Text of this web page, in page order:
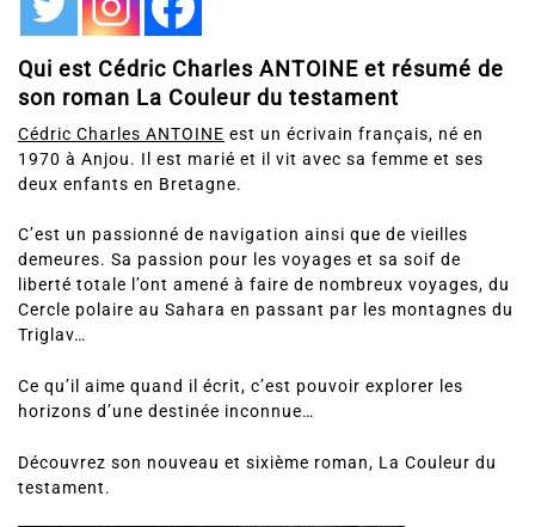
Qui est Cédric Charles ANTOINE et résumé de
son roman La Couleur du testament
Cédric Charles ANTOINE est un écrivain français, né en
1970 à Anjou. Il est marié et il vit avec sa femme et ses
deux enfants en Bretagne.
C’est un passionné de navigation ainsi que de vieilles
demeures. Sa passion pour les voyages et sa soif de
liberté totale l’ont amené à faire de nombreux voyages, du
Cercle polaire au Sahara en passant par les montagnes du
Triglav…
Ce qu’il aime quand il écrit, c’est pouvoir explorer les
horizons d’une destinée inconnue…
Découvrez son nouveau et sixième roman, La Couleur du
testament.